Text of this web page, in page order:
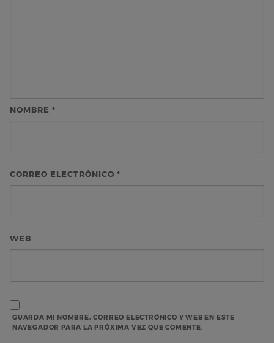
NOMBRE *
CORREO ELECTRÓNICO *
WEB
GUARDA MI NOMBRE, CORREO ELECTRÓNICO Y WEB EN ESTE
NAVEGADOR PARA LA PRÓXIMA VEZ QUE COMENTE.